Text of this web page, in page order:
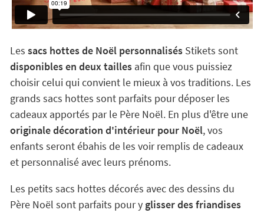
Les sacs hottes de Noël personnalisésStikets sont
disponibles en deux taillesafin que vous puissiez
choisir celui qui convient le mieux à vos traditions. Les
grands sacs hottes sont parfaits pour déposer les
cadeaux apportés par le Père Noël. En plus d'être une
originale décoration d'intérieur pour Noël, vos
enfants seront ébahis de les voir remplis de cadeaux
et personnalisé avec leurs prénoms.
Les petits sacs hottes décorés avec des dessins du
Père Noël sont parfaits pour yglisser des friandises